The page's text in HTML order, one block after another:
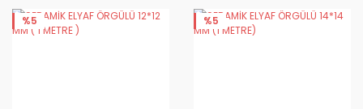
%5 %5